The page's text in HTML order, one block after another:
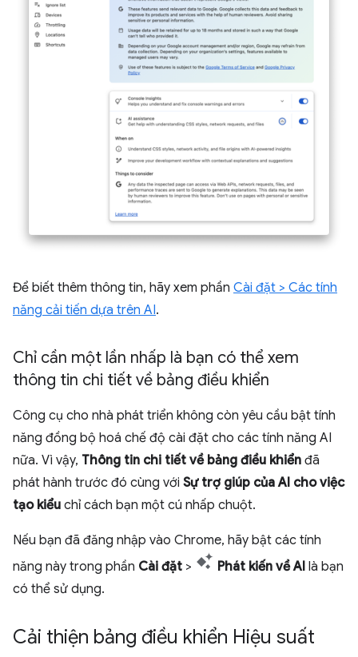
Để biết thêm thông tin, hãy xem phần Cài đặt > Các tính
năng cải tiến dựa trên AI.
Chỉ cần một lần nhấp là bạn có thể xem
thông tin chi tiết về bảng điều khiển
Công cụ cho nhà phát triển không còn yêu cầu bật tính
năng đồng bộ hoá chế độ cài đặt cho các tính năng AI
nữa. Vì vậy, Thông tin chi tiết về bảng điều khiển đã
phát hành trước đó cùng với Sự trợ giúp của AI cho việc
tạo kiểu chỉ cách bạn một cú nhấp chuột.
Nếu bạn đã đăng nhập vào Chrome, hãy bật các tính
năng này trong phần Cài đặt > Phát kiến về AI là bạn
có thể sử dụng.
Cải thiện bảng điều khiển Hiệu suất